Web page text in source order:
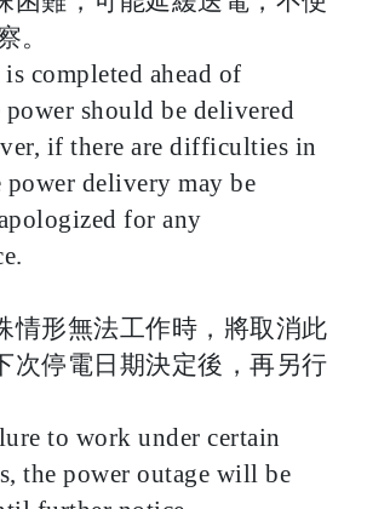
。
completed ahead of
power should be delivered
if there are difficulties in
power delivery may be
for any
情形無法工作時，將取消此
次停電日期決定後，再另行
to work under certain
the power outage will be